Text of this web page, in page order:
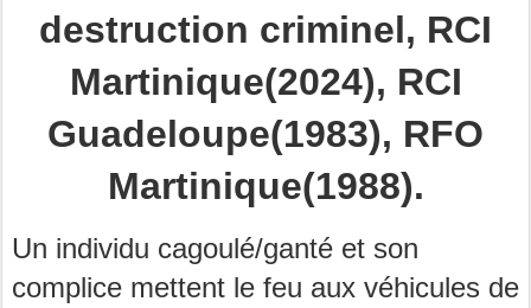
destruction criminel, RCI
Martinique(2024), RCI
Guadeloupe(1983), RFO
Martinique(1988).
Un individu cagoulé/ganté et son
complice mettent le feu aux véhicules de